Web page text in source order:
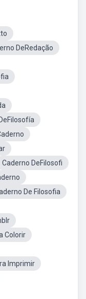
DeRedação
Caderno DeFilosofi
De Filosofia
Colorir
Imprimir